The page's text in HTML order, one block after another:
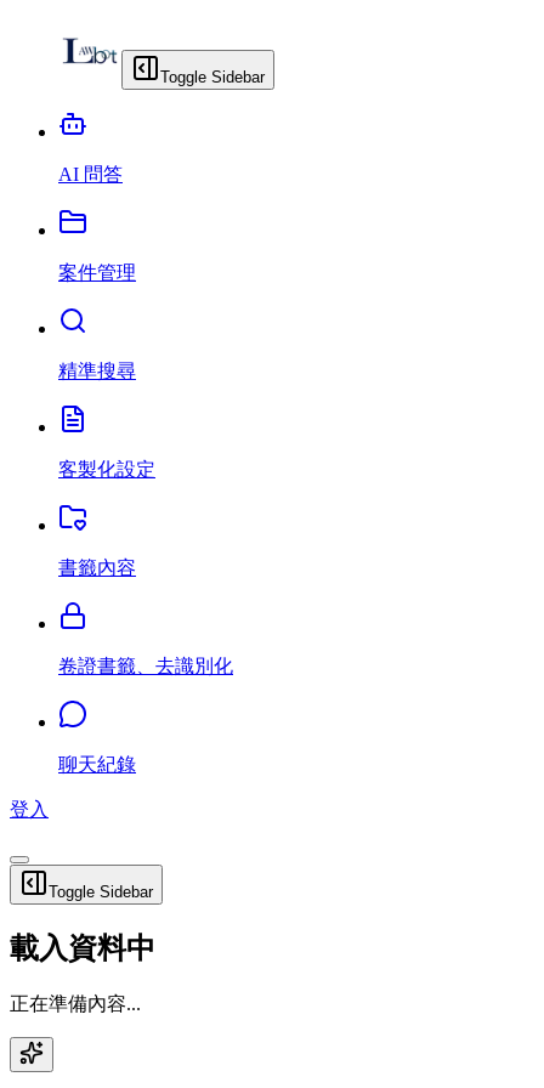
Toggle Sidebar
AI 問答
案件管理
精準搜尋
客製化設定
書籤內容
卷證書籤、去識別化
聊天紀錄
登入
Toggle Sidebar
載入資料中
正在準備內容...